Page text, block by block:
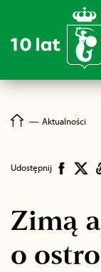
― Aktualności
Udostępnij
Zimą
o